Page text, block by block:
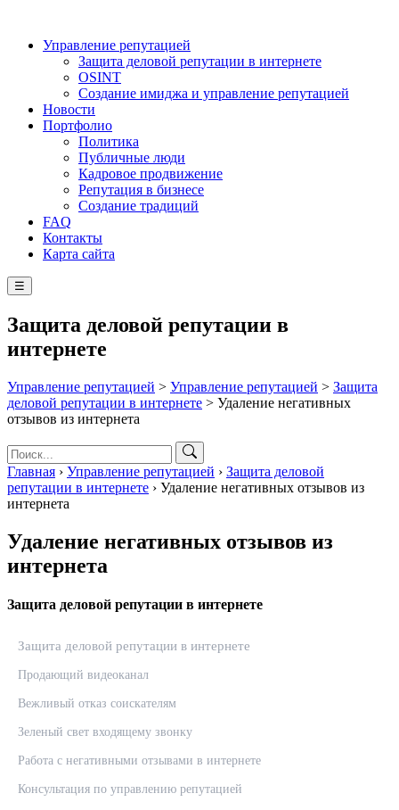
Управление репутацией
Защита деловой репутации в интернете
OSINT
Создание имиджа и управление репутацией
Новости
Портфолио
Политика
Публичные люди
Кадровое продвижение
Репутация в бизнесе
Создание традиций
FAQ
Контакты
Карта сайта
☰
Защита деловой репутации в
интернете
Управление репутацией > Управление репутацией > Защита
деловой репутации в интернете > Удаление негативных
отзывов из интернета
Главная › Управление репутацией › Защита деловой
репутации в интернете › Удаление негативных отзывов из
интернета
Удаление негативных отзывов из
интернета
Защита деловой репутации в интернете
Защита деловой репутации в интернете
Продающий видеоканал
Вежливый отказ соискателям
Зеленый свет входящему звонку
Работа с негативными отзывами в интернете
Консультация по управлению репутацией